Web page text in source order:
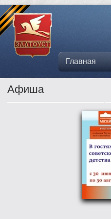
Главная
Афиша